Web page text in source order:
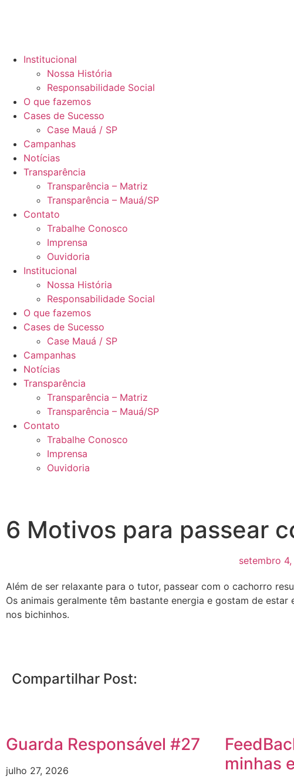
Institucional
Nossa História
Responsabilidade Social
O que fazemos
Cases de Sucesso
Case Mauá / SP
Campanhas
Notícias
Transparência
Transparência – Matriz
Transparência – Mauá/SP
Contato
Trabalhe Conosco
Imprensa
Ouvidoria
Institucional
Nossa História
Responsabilidade Social
O que fazemos
Cases de Sucesso
Case Mauá / SP
Campanhas
Notícias
Transparência
Transparência – Matriz
Transparência – Mauá/SP
Contato
Trabalhe Conosco
Imprensa
Ouvidoria
6 Motivos para passear
setembro
Além de ser relaxante para o tutor, passear com o cachorro
Os animais geralmente têm bastante energia e gostam de
nos bichinhos.
Compartilhar Post:
Guarda Responsável #27
julho 27, 2026
minhas